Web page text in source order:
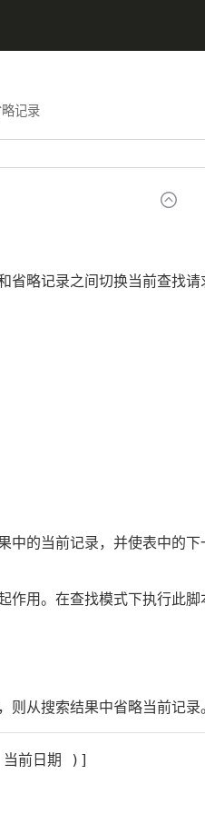
记录
略记录之间切换当前查找请
中的当前记录，并使表中的
作用。在查找模式下执行此
从搜索结果中省略当前记录
前日期 )]